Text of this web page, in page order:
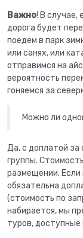
Важно! В случае,
дорога будет
поедем в парк
или санях, или
отправимся на
вероятность
гоняемся за
Можно ли
Да, с доплатой за
группы.
размещении.
обязательна
(стоимость по
набирается, мы
туров, доступные